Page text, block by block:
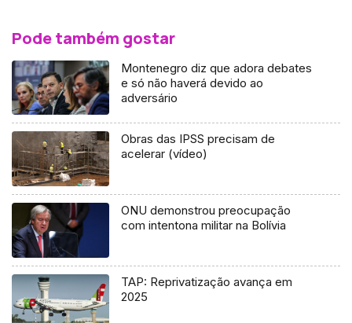
Pode também gostar
Montenegro diz que adora debates
e só não haverá devido ao
adversário
Obras das IPSS precisam de
acelerar (vídeo)
ONU demonstrou preocupação
com intentona militar na Bolívia
TAP: Reprivatização avança em
2025